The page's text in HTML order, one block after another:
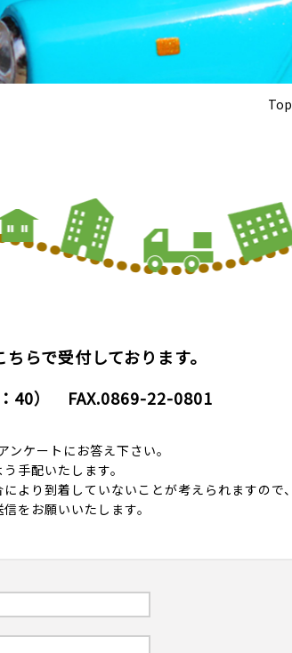
Top
らで受付しております。
40） FAX.0869-22-0801
ケートにお答え下さい。
手配いたします。
より到着していないことが考えられますので、
をお願いいたします。